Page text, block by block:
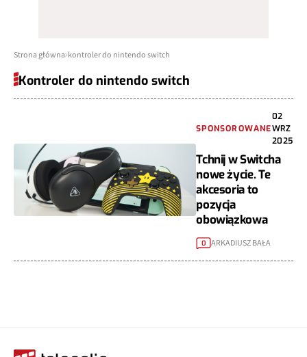
Strona główna kontroler do nintendo switch
Kontroler do nintendo switch
SPONSOROWANE
02
WRZ
2025
Tchnij w Switcha
nowe życie. Te
akcesoria to
pozycja
obowiązkowa
0 ARKADIUSZ BAŁA